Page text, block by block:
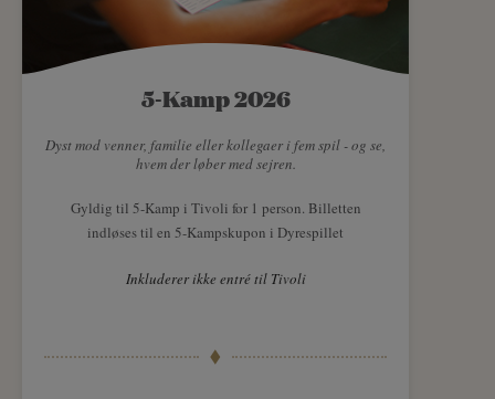
5-Kamp 2026
Dyst mod venner, familie eller kollegaer i fem spil - og se,
hvem der løber med sejren.
Gyldig til 5-Kamp i Tivoli for 1 person. Billetten
indløses til en 5-Kampskupon i Dyrespillet
Inkluderer ikke entré til Tivoli